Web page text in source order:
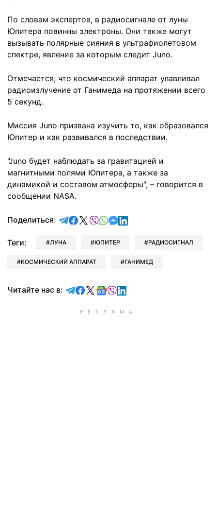
По словам экспертов, в радиосигнале от луны
Юпитера повинны электроны. Они также могут
вызывать полярные сияния в ультрафиолетовом
спектре, явление за которым следит Juno.
Отмечается, что космический аппарат улавливал
радиоизлучение от Ганимеда на протяжении всего
5 секунд.
Миссия Juno призвана изучить то, как образовался
Юпитер и как развивался в последствии.
"Juno будет наблюдать за гравитацией и
магнитными полями Юпитера, а также за
динамикой и составом атмосферы", – говорится в
сообщении NASA.
Поделиться: отправить в Telegram
поделиться в Facebook
поделиться в X
отправить в Viber
отправить в Whatsapp
отправить в Messenger
отправить в LinkedIn
Теги: ЛУНА ЮПИТЕР РАДИОСИГНАЛ
КОСМИЧЕСКИЙ АППАРАТ ГАНИМЕД
Читайте нас в: Читайте в Telegram
Читайте в Facebook
Читайте в X
Читайте в Google news
Читайте в Viber
Читайте в LinkedIn